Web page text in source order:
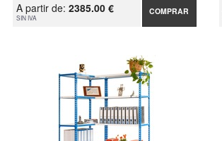
A partir de: 2385.00 €
SIN IVA
COMPRAR